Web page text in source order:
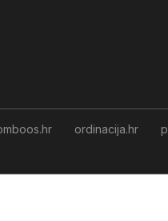
ordinacija.hr